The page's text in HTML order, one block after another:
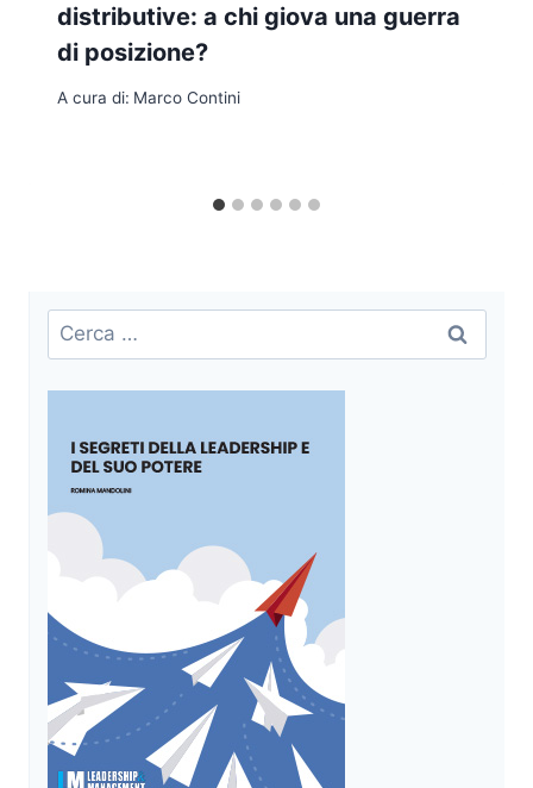
distributive: a chi giova una guerra
di posizione?
A cura di: Marco Contini
Ricerca
per: